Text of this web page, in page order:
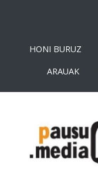
HONI BURUZ
ARAUAK